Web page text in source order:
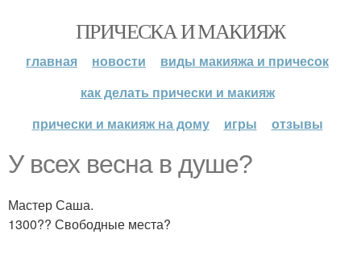
ПРИЧЕСКА И МАКИЯЖ
главная новости
виды макияжа и причесок
как делать прически и макияж
прически и макияж на дому
игры отзывы
У всех весна в душе?
Мастер Саша.
1300?? Свободные места?